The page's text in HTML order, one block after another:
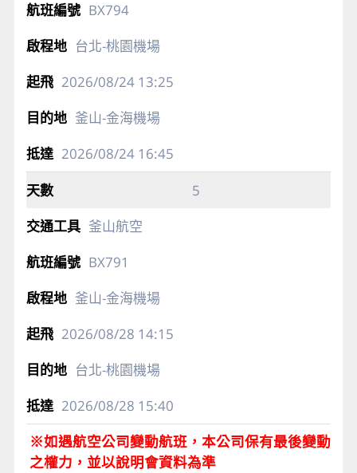
BX794
台北-桃園機場
2026/08/2413:25
釜山-金海機場
2026/08/2416:45
5
釜山航空
BX791
釜山-金海機場
2026/08/28 14:15
台北-桃園機場
2026/08/28 15:40
※如遇航空公司變動航班，本公司保有最後變動
之權力，並以說明會資料為準